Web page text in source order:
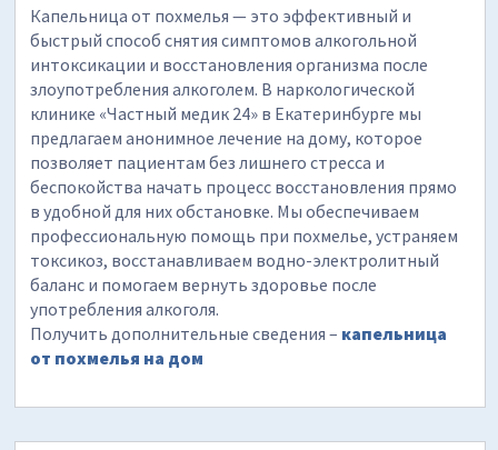
Капельница от похмелья — это эффективный и
быстрый способ снятия симптомов алкогольной
интоксикации и восстановления организма после
злоупотребления алкоголем. В наркологической
клинике «Частный медик 24» в Екатеринбурге мы
предлагаем анонимное лечение на дому, которое
позволяет пациентам без лишнего стресса и
беспокойства начать процесс восстановления прямо
в удобной для них обстановке. Мы обеспечиваем
профессиональную помощь при похмелье, устраняем
токсикоз, восстанавливаем водно-электролитный
баланс и помогаем вернуть здоровье после
употребления алкоголя.
Получить дополнительные сведения – капельница
от похмелья на дом